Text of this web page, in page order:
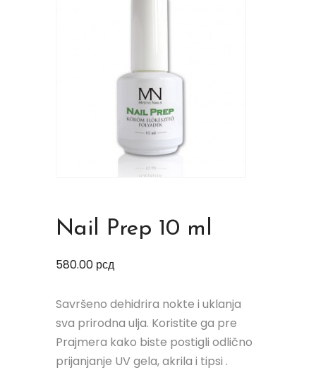
Nail Prep 10 ml
580.00 рсд
Savršeno dehidrira nokte i uklanja
sva prirodna ulja. Koristite ga pre
Prajmera kako biste postigli odlično
prijanjanje UV gela, akrila i tipsi .